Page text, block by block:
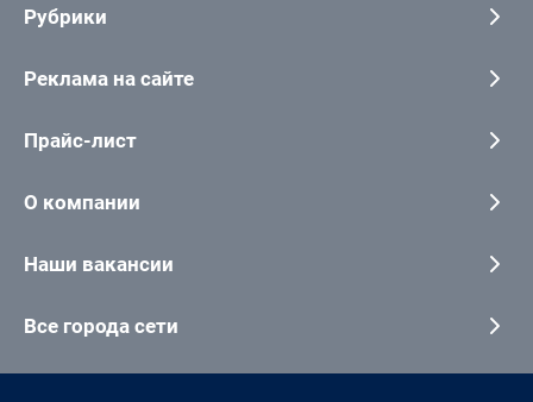
Рубрики
Реклама на сайте
Прайс-лист
О компании
Наши вакансии
Все города сети